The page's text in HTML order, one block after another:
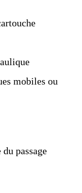
mobiles ou
passage